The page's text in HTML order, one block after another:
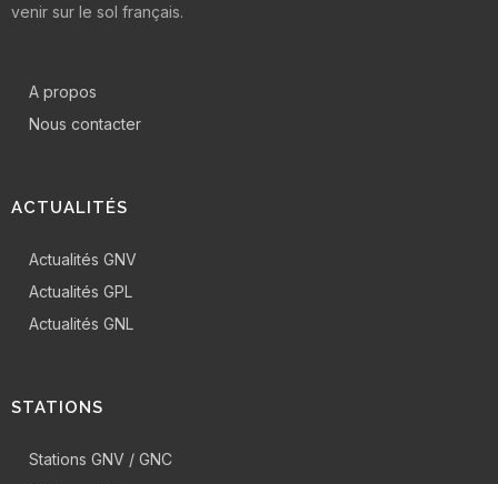
venir sur le sol français.
A propos
Nous contacter
ACTUALITÉS
Actualités GNV
Actualités GPL
Actualités GNL
STATIONS
Stations GNV / GNC